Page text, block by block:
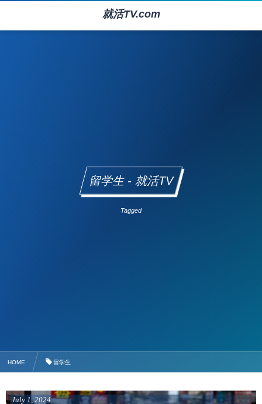
就活TV.com
留学生 - 就活TV
Tagged
HOME 留学生
July 1,2024